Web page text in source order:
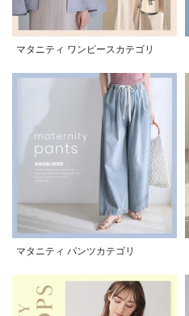
マタニティ ワンピースカテゴリ
マタニティ パンツカテゴリ